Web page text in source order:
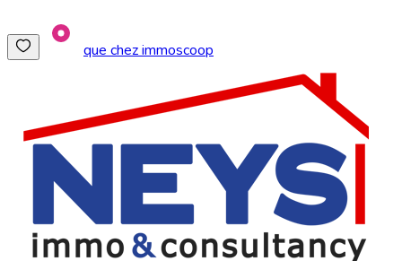
que chez immoscoop